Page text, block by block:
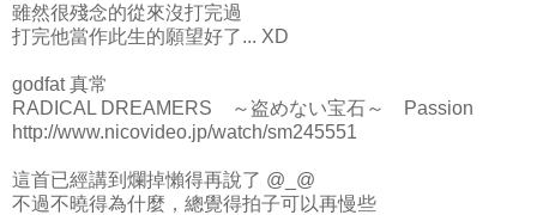
雖然很殘念的從來沒打完過
打完他當作此生的願望好了... XD
godfat 真常
RADICAL DREAMERS ～盗めない宝石～ Passion
http://www.nicovideo.jp/watch/sm245551
這首已經講到爛掉懶得再說了 @_@
不過不曉得為什麼，總覺得拍子可以再慢些